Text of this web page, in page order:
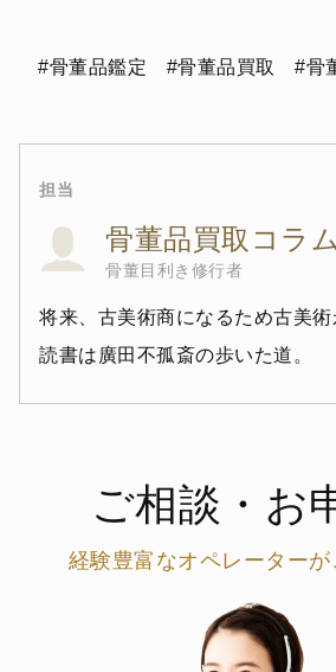
#骨董品鑑定 #骨董品買取 #骨
担当
骨董品買取コラ
骨董目利き修行者
将来、古美術商になるため古美
読書は廣田不孤斎の歩いた道。
ご相談・お
経験豊富なオペレーター